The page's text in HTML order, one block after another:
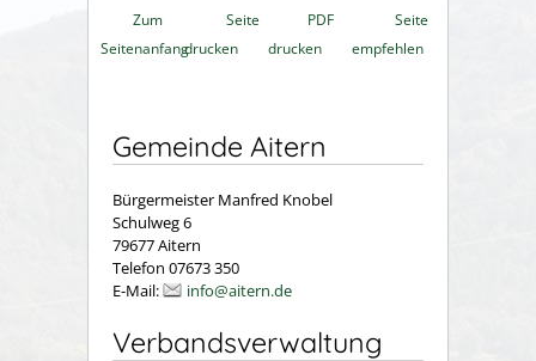
Zum
Seitenanfang
Seite
drucken
PDF
drucken
Seite
empfehlen
Gemeinde Aitern
Bürgermeister Manfred Knobel
Schulweg 6
79677 Aitern
Telefon 07673 350
E-Mail:
info@aitern.de
Verbandsverwaltung